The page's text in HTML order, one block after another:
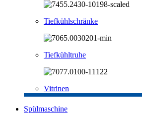
Tiefkühlschränke
Tiefkühltruhe
Vitrinen
Spülmaschine